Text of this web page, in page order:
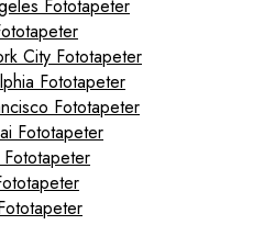
Fototapeter
City Fototapeter
Fototapeter
Fototapeter
Fototapeter